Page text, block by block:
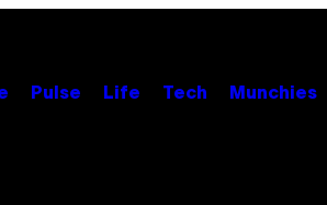
Pulse Life Tech Munchies